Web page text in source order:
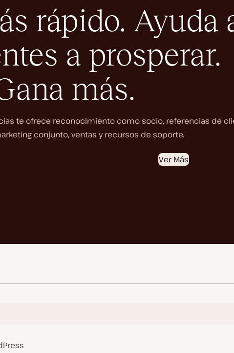
rápido. Ayuda
a prosperar.
más.
te ofrece reconocimiento como socio, referencias de
conjunto, ventas y recursos de soporte.
Ver Más